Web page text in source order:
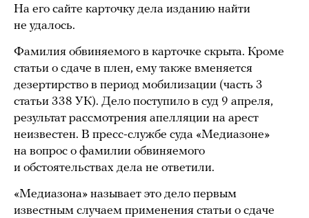
На его сайте карточку дела изданию найти
не удалось.
Фамилия обвиняемого в карточке скрыта. Кроме
статьи о сдаче в плен, ему также вменяется
дезертирство в период мобилизации (часть 3
статьи 338 УК). Дело поступило в суд 9 апреля,
результат рассмотрения апелляции на арест
неизвестен. В пресс-службе суда «Медиазоне»
на вопрос о фамилии обвиняемого
и обстоятельствах дела не ответили.
«Медиазона» называет это дело первым
известным случаем применения статьи о сдаче